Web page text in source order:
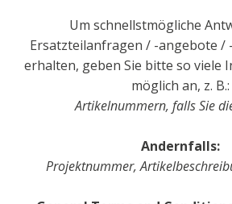
Um schnellstmögliche
Ersatzteilanfragen / -angebote /
erhalten, geben Sie bitte so viele
möglich an, z. B.:
Artikelnummern, falls Sie
Andernfalls:
Projektnummer,